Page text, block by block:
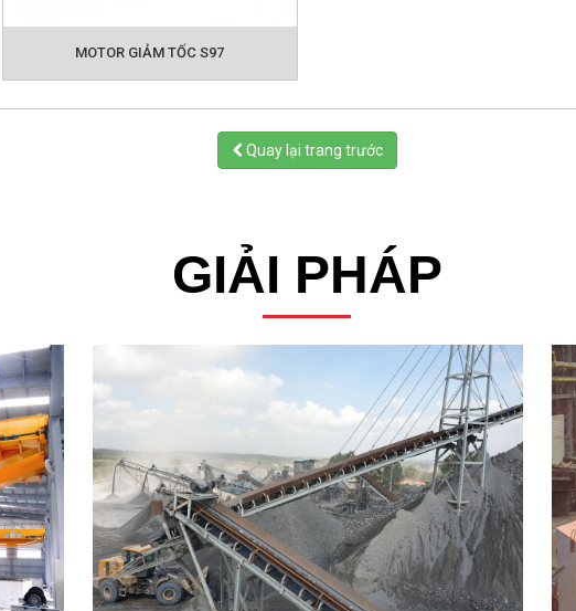
Hộp số rời motor giảm tốc tải nặng S series:
MOTOR GIẢM TỐC S97
Quay lại trang trước
GIẢI PHÁP